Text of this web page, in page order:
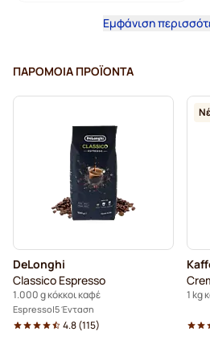
Ντεκαφεϊνέ κόκκοι καφέ
Κόκκοι καφέ Garibaldi
Κόκκοι καφέ Tonino Lamborghini
Κόκκοι καφέ Kaffekapslen
Κόκκοι καφέ espresso Delonghi
Εμφάνιση
ΠΑΡΌΜΟΙΑ ΠΡΟΪΌΝΤΑ
DeLonghi
Classico Espresso
1.000 g κόκκοι καφέ
Espresso 5 Ένταση
4.8(115)
1 kg